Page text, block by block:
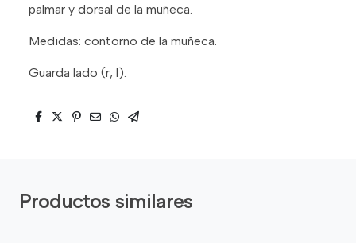
palmar y dorsal de la muñeca.
Medidas: contorno de la muñeca.
Guarda lado (r, l).
Productos similares